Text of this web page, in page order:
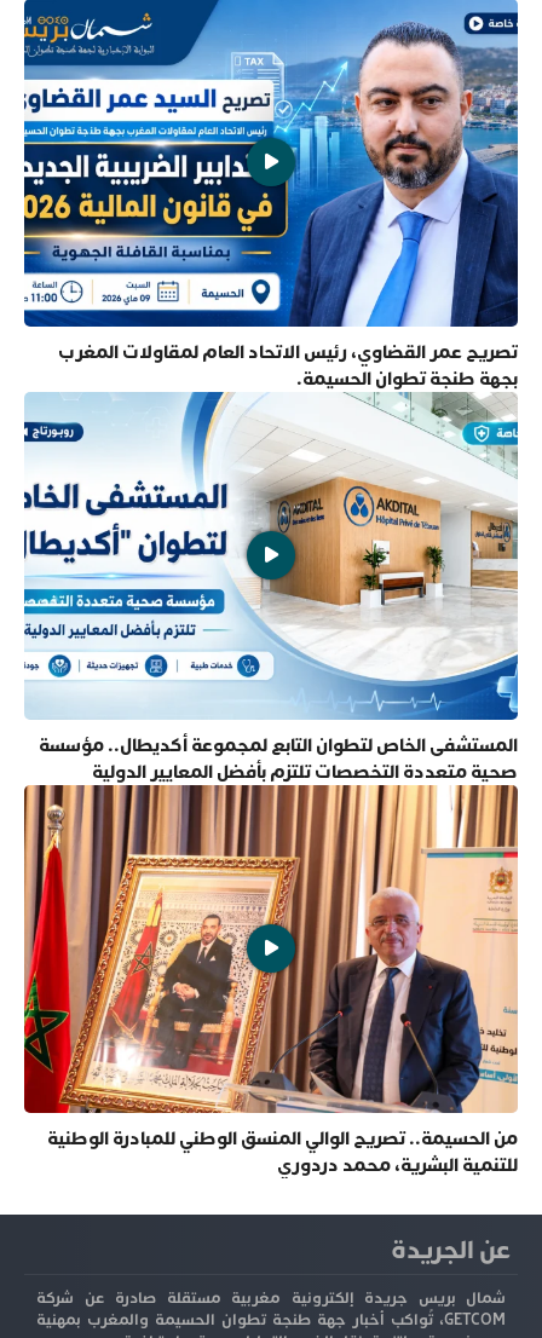
تصريح عمر القضاوي، رئيس الاتحاد العام لمقاولات المغرب
بجهة طنجة تطوان الحسيمة.
المستشفى الخاص لتطوان التابع لمجموعة أكديطال.. مؤسسة
صحية متعددة التخصصات تلتزم بأفضل المعايير الدولية
من الحسيمة.. تصريح الوالي المنسق الوطني للمبادرة الوطنية
للتنمية البشرية، محمد دردوري
عن الجريدة
شمال بريس جريدة إلكترونية مغربية مستقلة صادرة عن شركة
GETCOM، تُواكب أخبار جهة طنجة تطوان الحسيمة والمغرب بمهنية